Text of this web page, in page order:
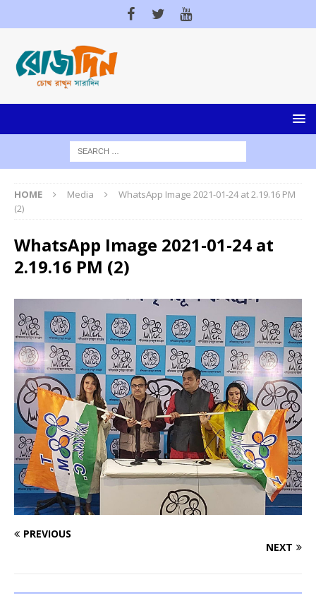
HOME Media
WhatsApp Image 2021-01-24 at 2.19.16 PM
(2)
WhatsApp Image 2021-01-24 at
2.19.16 PM (2)
PREVIOUS
NEXT